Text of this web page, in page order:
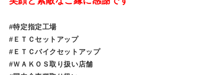
#特定指定工場
#ＥＴＣセットアップ
#ＥＴＣバイクセットアップ
#ＷＡＫＯＳ取り扱い店舗